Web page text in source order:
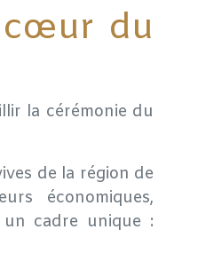
cœur du
la cérémonie du
de la région de
économiques,
cadre unique :